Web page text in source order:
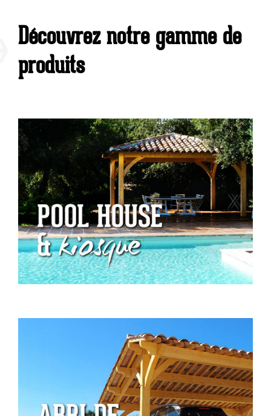
Découvrez notre gamme de
produits